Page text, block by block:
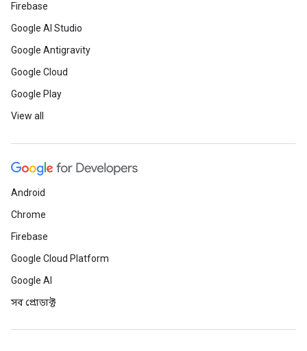
Firebase
Google AI Studio
Google Antigravity
Google Cloud
Google Play
View all
Android
Chrome
Firebase
Google Cloud Platform
Google AI
সব প্রোডাক্ট